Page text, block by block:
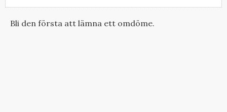
Bli den första att lämna ett omdöme.